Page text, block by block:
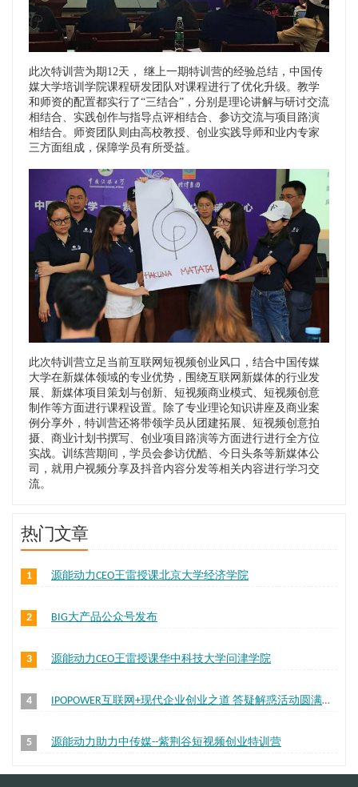
此次特训营为期12天， 继上一期特训营的经验总结，中国传
媒大学培训学院课程研发团队对课程进行了优化升级。教学
和师资的配置都实行了“三结合”，分别是理论讲解与研讨交流
相结合、实践创作与指导点评相结合、参访交流与项目路演
相结合。师资团队则由高校教授、创业实践导师和业内专家
三方面组成，保障学员有所受益。
此次特训营立足当前互联网短视频创业风口，结合中国传媒
大学在新媒体领域的专业优势，围绕互联网新媒体的行业发
展、新媒体项目策划与创新、短视频商业模式、短视频创意
制作等方面进行课程设置。除了专业理论知识讲座及商业案
例分享外，特训营还将带领学员从团建拓展、短视频创意拍
摄、商业计划书撰写、创业项目路演等方面进行进行全方位
实战。训练营期间，学员会参访优酷、今日头条等新媒体公
司，就用户视频分享及抖音内容分发等相关内容进行学习交
流。
热门文章
1 源能动力CEO王雷授课北京大学经济学院
2 BIG大产品公众号发布
3 源能动力CEO王雷授课华中科技大学问津学院
4 IPOPOWER互联网+现代企业创业之道 答疑解惑活动圆满结束
5 源能动力助力中传媒--紫荆谷短视频创业特训营